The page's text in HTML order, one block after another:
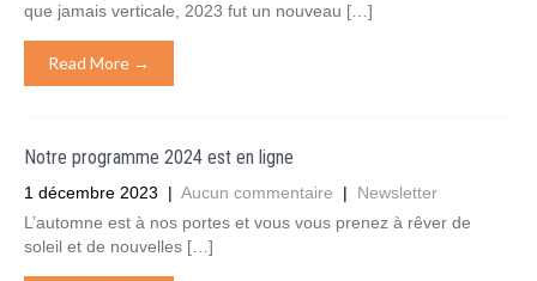
que jamais verticale, 2023 fut un nouveau […]
Read More →
Notre programme 2024 est en ligne
1 décembre 2023 | Aucun commentaire | Newsletter
L’automne est à nos portes et vous vous prenez à rêver de
soleil et de nouvelles […]